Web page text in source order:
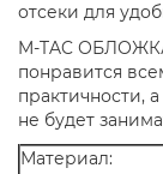
отсеки для
M-TAC
понравится
практичности,
не будет
Материал: